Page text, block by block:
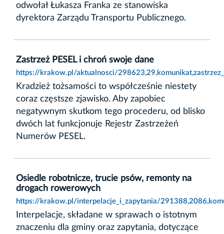
odwołał Łukasza Franka ze stanowiska
dyrektora Zarządu Transportu Publicznego.
Zastrzeż PESEL i chroń swoje dane
https://krakow.pl/aktualnosci/
Kradzież tożsamości to współcześnie niestety
coraz częstsze zjawisko. Aby zapobiec
negatywnym skutkom tego procederu, od blisko
dwóch lat funkcjonuje Rejestr Zastrzeżeń
Numerów PESEL.
Osiedle robotnicze, trucie psów, remonty na
drogach rowerowych
https://krakow.pl/interpelacje_i_zapytania/
Interpelacje, składane w sprawach o istotnym
znaczeniu dla gminy oraz zapytania, dotyczące